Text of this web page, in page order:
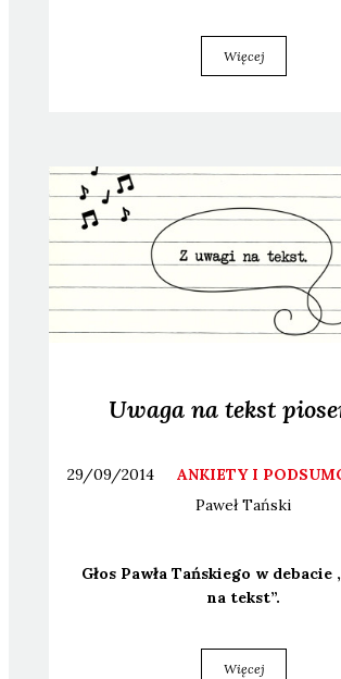
Więcej
Uwaga na tekst
29/09/2014
ANKIETY I
PawełTański
Głos Paw­ła Tań­skie­go w deba­cie
na tekst”.
Więcej